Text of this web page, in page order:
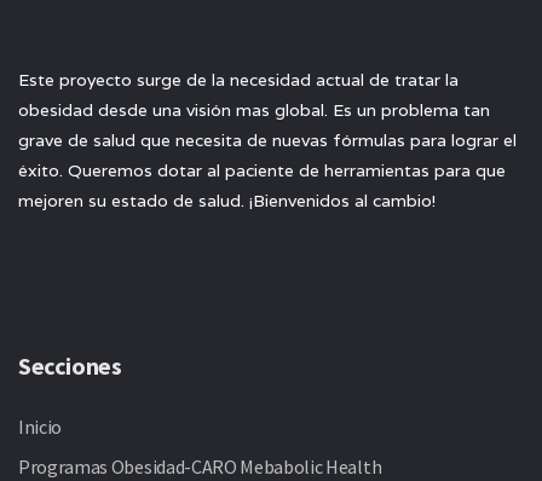
Este proyecto surge de la necesidad actual de tratar la
obesidad desde una visión mas global. Es un problema tan
grave de salud que necesita de nuevas fórmulas para lograr el
éxito. Queremos dotar al paciente de herramientas para que
mejoren su estado de salud. ¡Bienvenidos al cambio!
Secciones
Inicio
Programas Obesidad-CARO Mebabolic Health